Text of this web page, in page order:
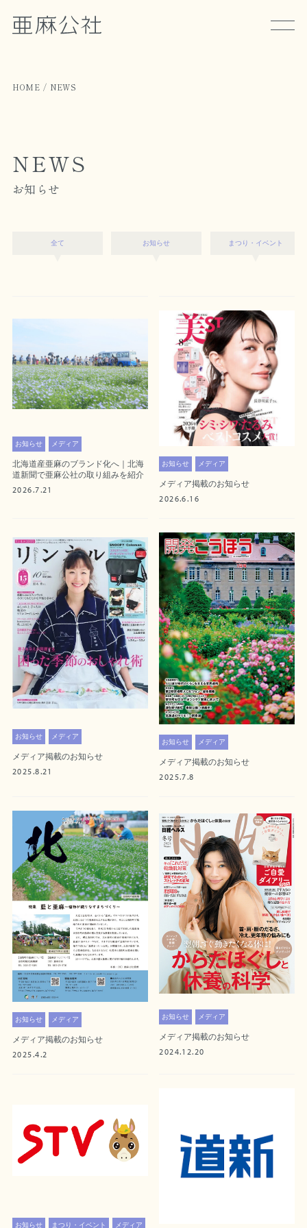
HOME NEWS
NEWS
お知らせ
全て お知らせ まつり・イベント
お知らせ メディア
北海道産亜麻のブランド化へ｜北海
道新聞で亜麻公社の取り組みを紹介
2026.7.21
お知らせ メディア
メディア掲載のお知らせ
2026.6.16
お知らせ メディア
メディア掲載のお知らせ
2025.8.21
お知らせ メディア
メディア掲載のお知らせ
2025.7.8
お知らせ メディア
メディア掲載のお知らせ
2025.4.2
お知らせ メディア
メディア掲載のお知らせ
2024.12.20
お知らせ まつり・イベント メディア